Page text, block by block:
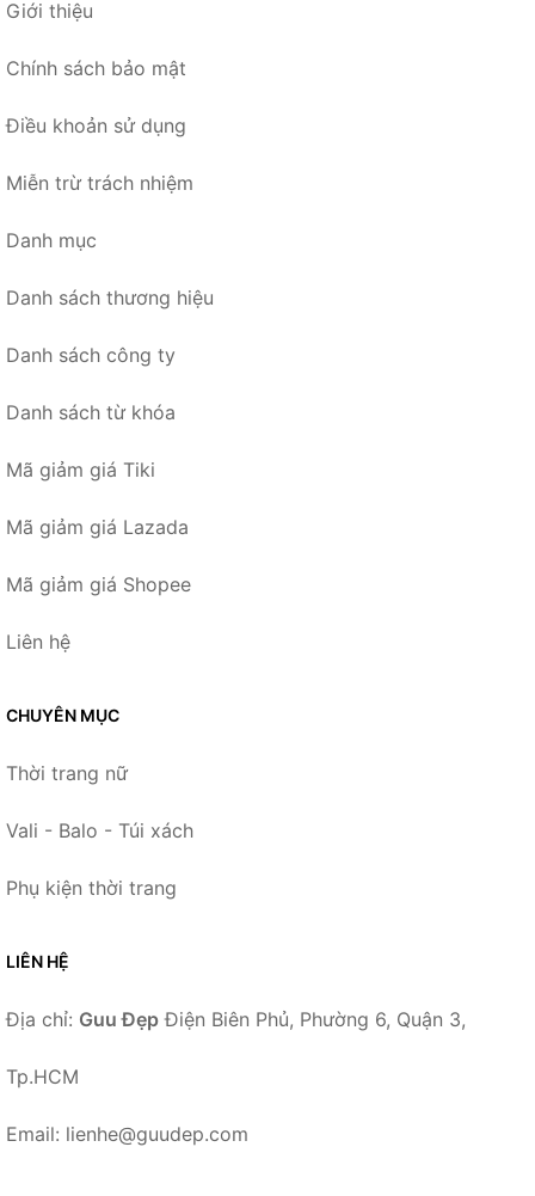
Giới thiệu
Chính sách bảo mật
Điều khoản sử dụng
Miễn trừ trách nhiệm
Danh mục
Danh sách thương hiệu
Danh sách công ty
Danh sách từ khóa
Mã giảm giá Tiki
Mã giảm giá Lazada
Mã giảm giá Shopee
Liên hệ
CHUYÊN MỤC
Thời trang nữ
Vali - Balo - Túi xách
Phụ kiện thời trang
LIÊN HỆ
Địa chỉ: Guu Đẹp Điện Biên Phủ, Phường 6, Quận 3,
Tp.HCM
Email: lienhe@guudep.com